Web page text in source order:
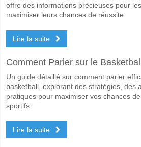
Les deux équipes marqueront-
Oui pour Les Deux Équipes Marquent,
Quel sera le résultat correct
Sur le côté risqué, vous pouvez essayer
offre des informations précieuses pour
maximiser leurs chances de réussite.
Lire la suite
Comment Parier sur le
Un guide détaillé sur comment parier
basketball, explorant des stratégies, des
pratiques pour maximiser vos chances
sportifs.
Lire la suite